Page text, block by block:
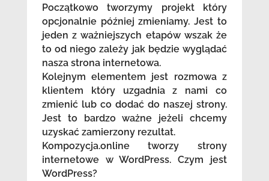
Początkowo tworzymy projekt który
opcjonalnie później zmieniamy. Jest to
jeden z ważniejszych etapów wszak że
to od niego zależy jak będzie wyglądać
nasza strona internetowa.
Kolejnym elementem jest rozmowa z
klientem który uzgadnia z nami co
zmienić lub co dodać do naszej strony.
Jest to bardzo ważne jeżeli chcemy
uzyskać zamierzony rezultat.
Kompozycja.online tworzy strony
internetowe w WordPress. Czym jest
WordPress?